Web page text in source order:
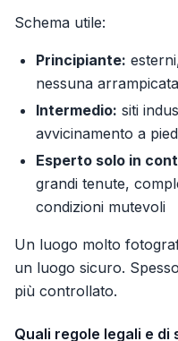
Schema utile:
Principiante:
nessuna
Intermedio: siti
avvicinamento a
Esperto solo in
grandi tenute,
condizioni mutevoli
Un luogo molto
un luogo sicuro.
più controllato.
Quali regole legali e